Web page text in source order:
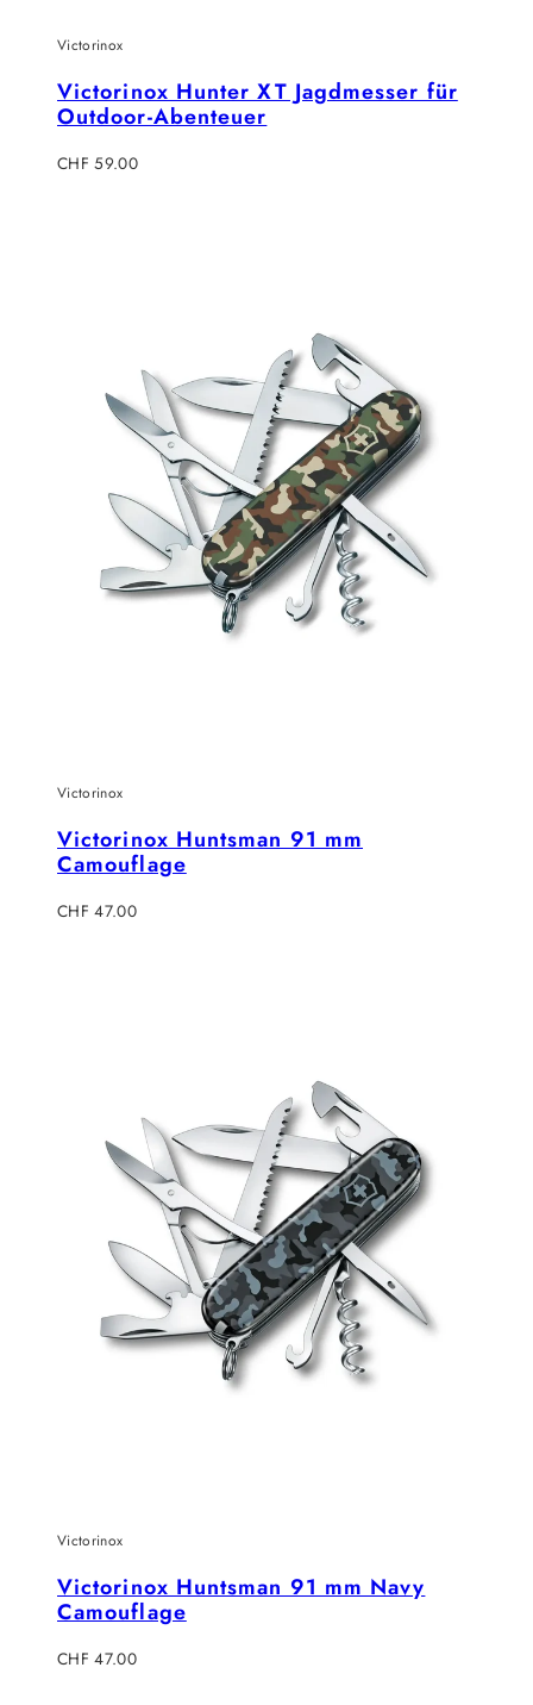
Victorinox
Victorinox Hunter XT Jagdmesser für
Outdoor-Abenteuer
Regulärer
CHF 59.00
Victorinox
Victorinox Huntsman 91 mm
Camouflage
Regulärer
CHF 47.00
Victorinox
Victorinox Huntsman 91 mm Navy
Camouflage
Regulärer
CHF 47.00